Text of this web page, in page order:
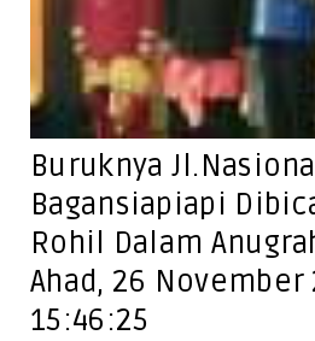
Buruknya
Bagansiapiapi
Rohil Dalam
Ahad, 26 November
15:46:25